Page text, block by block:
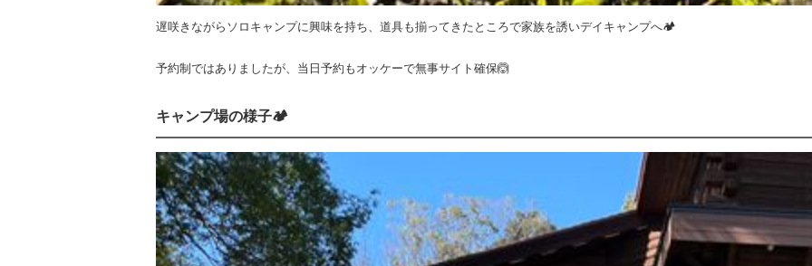
遅咲きながらソロキャンプに興味を持ち、道具も揃ってきたところで家族を誘いデイキャンプへ🏕️
予約制ではありましたが、当日予約もオッケーで無事サイト確保🙆
キャンプ場の様子🏕️